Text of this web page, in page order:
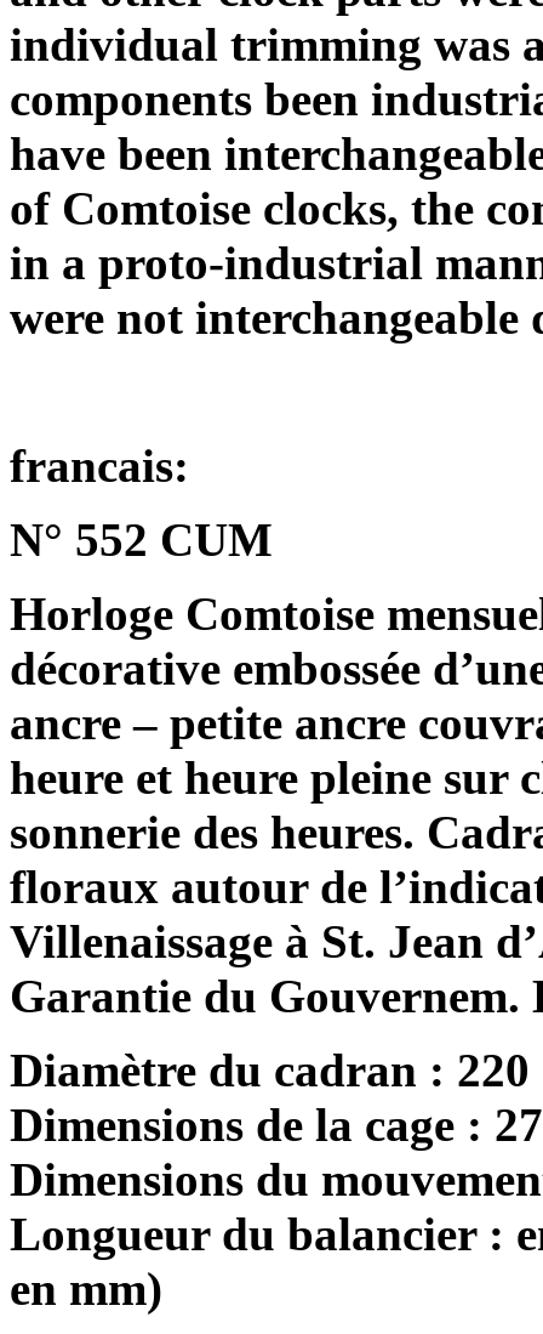
individual trimming was
components been
have been
of Comtoise clocks, the
in a proto-industrial
were not interchangeable
francais:
N° 552 CUM
Horloge Comtoise
décorative embossée
ancre – petite ancre
heure et heure pleine sur
sonnerie des heures.
floraux autour de
Villenaissage à St. Jean
Garantie du Gouvernem.
Diamètre du cadran : 220
Dimensions de la cage :
Dimensions du
Longueur du balancier :
en mm)